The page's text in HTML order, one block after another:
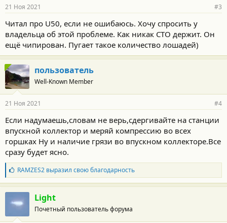
21 Ноя 2021 #3
Читал про U50, если не ошибаюсь. Хочу спросить у
владельца об этой проблеме. Как никак СТО держит. Он
ещё чипирован. Пугает такое количество лошадей)
пользователь
Well-Known Member
21 Ноя 2021 #4
Если надумаешь,словам не верь,сдергивайте на станции
впускной коллектор и меряй компрессию во всех
горшках Ну и наличие грязи во впускном коллекторе.Все
сразу будет ясно.
Б
л
а
г
о
д
а
RAMZES2выразил свою благодарность
Light
Почетный пользователь форума